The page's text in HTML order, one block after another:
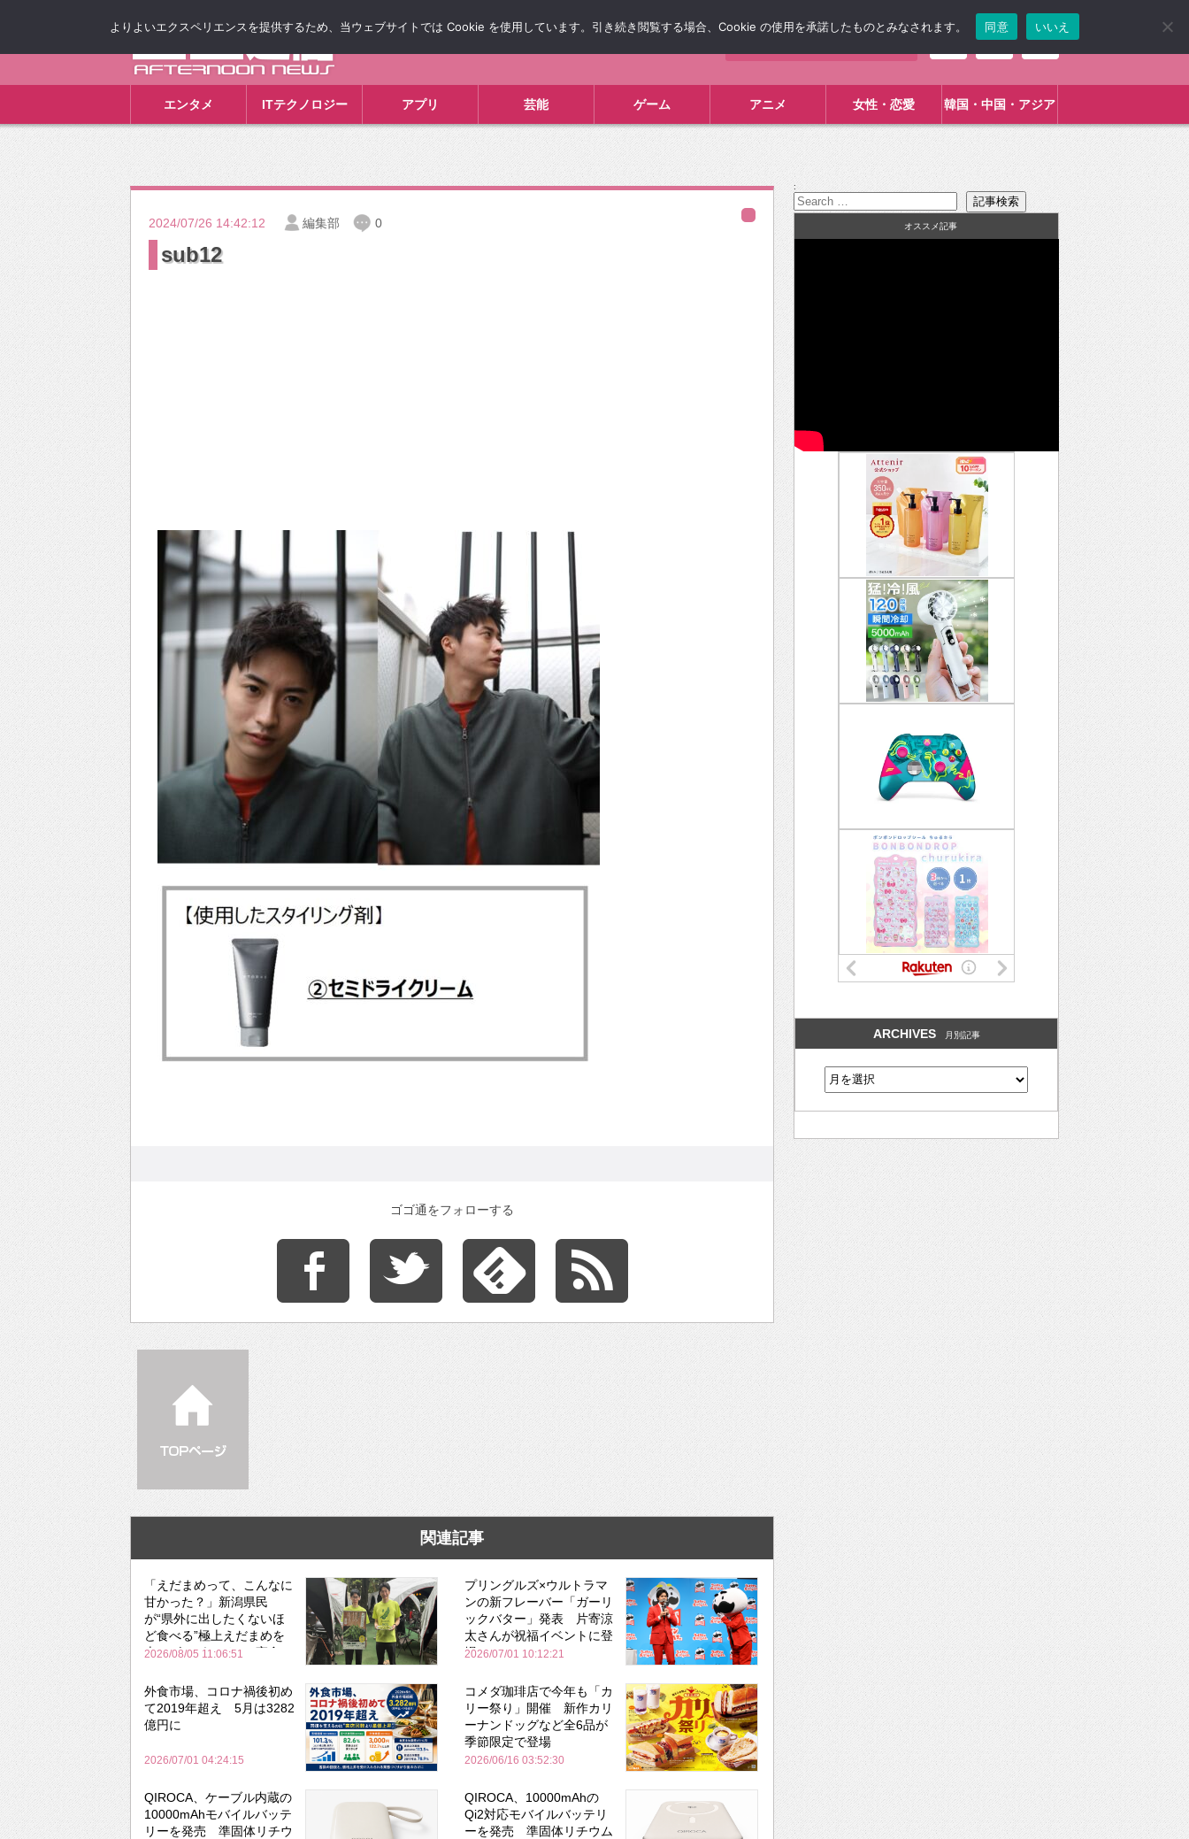
エンタメ ITテクノロジー アプリ 芸能 ゲーム アニメ 女性・恋愛 韓国・中国・アジア
2024/07/26 14:42:12 編集部 0
sub12
ゴゴ通をフォローする
関連記事
「えだまめって、こんなに
甘かった？」新潟県民
が“県外に出したくないほ
ど食べる”極上えだまめを
森のビアガーデンで実食
2026/08/05 11:06:51
プリングルズ×ウルトラマ
ンの新フレーバー「ガーリ
ックバター」発表 片寄涼
太さんが祝福イベントに登
場
2026/07/01 10:12:21
外食市場、コロナ禍後初め
て2019年超え 5月は3282
億円に
2026/07/01 04:24:15
コメダ珈琲店で今年も「カ
リー祭り」開催 新作カリ
ーナンドッグなど全6品が
季節限定で登場
2026/06/16 03:52:30
QIROCA、ケーブル内蔵の
10000mAhモバイルバッテ
リーを発売 準固体リチウ
QIROCA、10000mAhの
Qi2対応モバイルバッテリ
ーを発売 準固体リチウム
:
オススメ記事
ARCHIVES 月別記事
よりよいエクスペリエンスを提供するため、当ウェブサイトでは Cookie を使用しています。引き続き閲覧する場合、Cookie の使用を承諾したものとみなされます。 同意 いいえ